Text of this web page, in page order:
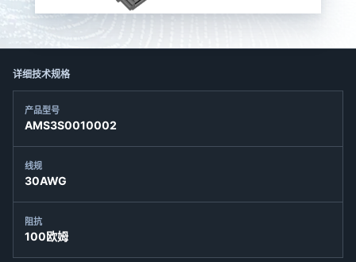
详细技术规格
产品型号
AMS3S0010002
线规
30AWG
阻抗
100欧姆